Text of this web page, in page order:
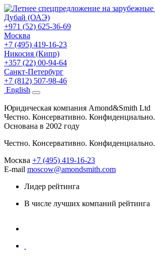
Дубай (ОАЭ)
+971 (52) 625-36-69
Москва
+7 (495) 419-16-23
Никосия (Кипр)
+357 (22) 00-94-64
Санкт-Петербург
+7 (812) 507-98-46
English
Юридическая компания Amond&Smith Ltd
Честно. Консервативно. Конфиденциально.
Основана в 2002 году
Честно. Консервативно. Конфиденциально.
Москва +7 (495) 419-16-23
E-mail moscow@amondsmith.com
Лидер рейтинга
В числе лучших компаний рейтинга